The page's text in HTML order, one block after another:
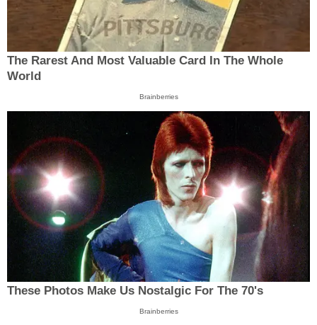
The Rarest And Most Valuable Card In The Whole
World
Brainberries
These Photos Make Us Nostalgic For The 70's
Brainberries